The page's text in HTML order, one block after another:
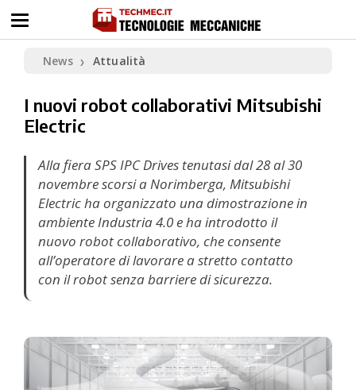
News ❯ Attualità
I nuovi robot collaborativi Mitsubishi
Electric
Alla fiera SPS IPC Drives tenutasi dal 28 al 30
novembre scorsi a Norimberga, Mitsubishi
Electric ha organizzato una dimostrazione in
ambiente Industria 4.0 e ha introdotto il
nuovo robot collaborativo, che consente
all’operatore di lavorare a stretto contatto
con il robot senza barriere di sicurezza.